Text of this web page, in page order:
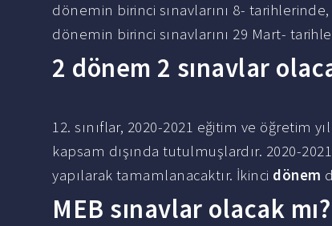
dönemin birinci sınavlarını 8-
dönemin birinci sınavlarını 29 Mart-
2 dönem 2 sınavlar
12. sınıflar, 2020-2021 eğitim ve öğretim
kapsam dışında tutulmuşlardır. 2020-
yapılarak tamamlanacaktır. İkinci dönem
MEB sınavlar olacak mı?